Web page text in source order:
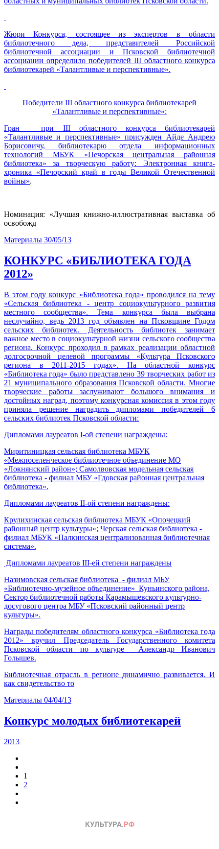
Жюри Конкурса, состоящее из экспертов в области
библиотечного дела, представителей Российской
библиотечной ассоциации и Псковской библиотечной
ассоциации определило победителей III областного конкурса
библиотекарей «Талантливые и перспективные».
Победители III областного конкурса библиотекарей
«Талантливые и перспективные»:
Гран – при III областного конкурса библиотекарей
«Талантливые и перспективные» присужден Айде Андрею
Борисовичу, библиотекарю отдела информационных
технологий МБУК «Печорская центральная районная
библиотека» за творческую работу: Электронная книга-
хроника «Печорский край в годы Великой Отечественной
войны».
Номинация: «Лучшая книжно-иллюстративная выставка об
освобожд
Материалы 30/05/13
КОНКУРС «БИБЛИОТЕКА ГОДА
2012»
В этом году конкурс «Библиотека года» проводился на тему
«Сельская библиотека - центр социокультурного развития
местного сообщества». Тема конкурса была выбрана
неслучайно, ведь 2013 год объявлен на Псковщине Годом
сельских библиотек. Деятельность библиотек занимает
важное место в социокультурной жизни сельского сообщества
региона. Конкурс проходил в рамках реализации областной
долгосрочной целевой программы «Культура Псковского
региона в 2011-2015 годах». На областной конкурс
«Библиотека года» было представлено 39 творческих работ из
21 муниципального образования Псковской области. Многие
творческие работы заслуживают большого внимания и
достойных наград, поэтому конкурсная комиссия в этом году
приняла решение наградить дипломами победителей 6
сельских библиотек Псковской области:
Дипломами лауреатов I-ой степени награждены:
Миритиницкая сельская библиотека МБУК
«Межпоселенческое библиотечное объединение МО
«Локнянский район»; Самолвовская модельная сельская
библиотека - филиал МБУ «Гдовская районная центральная
библиотека».
Дипломами лауреатов II-ой степени награждены:
Крулихинская сельская библиотека МБУК «Опочецкий
районный центр культуры»; Черская сельская библиотека -
филиал МБУК «Палкинская централизованная библиотечная
система».
Дипломами лауреатов III-ей степени награждены
Назимовская сельская библиотека - филиал МБУ
«Библиотечно-музейное объединение» Куньинского района,
Сектор библиотечной работы Карамышевского культурно-
досугового центра МБУ «Псковский районный центр
культуры».
Награды победителям областного конкурса «Библиотека года
2012» вручил Председатель Государственного комитета
Псковской области по культуре Александр Иванович
Голышев.
Библиотечная отрасль в регионе динамично развивается. И
как свидетельство то
Материалы 04/04/13
Конкурс молодых библиотекарей
2013
1
2